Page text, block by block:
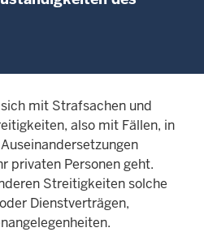
mit Strafsachen und
also mit Fällen, in
privaten Personen geht.
Streitigkeiten solche
Dienstverträgen,